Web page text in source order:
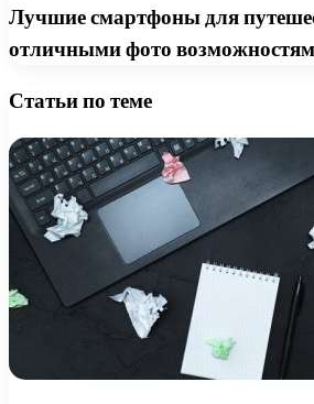
Лучшие смартфоны для
отличными фото
Статьи по теме